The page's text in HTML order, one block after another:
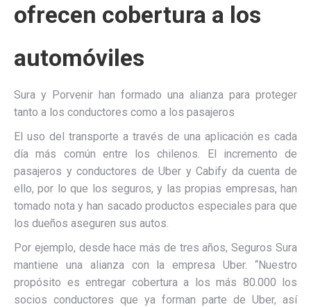
ofrecen cobertura a los
automóviles
Sura y Porvenir han formado una alianza para proteger
tanto a los conductores como a los pasajeros
El uso del transporte a través de una aplicación es cada
día más común entre los chilenos. El incremento de
pasajeros y conductores de Uber y Cabify da cuenta de
ello, por lo que los seguros, y las propias empresas, han
tomado nota y han sacado productos especiales para que
los dueños aseguren sus autos.
Por ejemplo, desde hace más de tres años, Seguros Sura
mantiene una alianza con la empresa Uber. “Nuestro
propósito es entregar cobertura a los más 80.000 los
socios conductores que ya forman parte de Uber, así